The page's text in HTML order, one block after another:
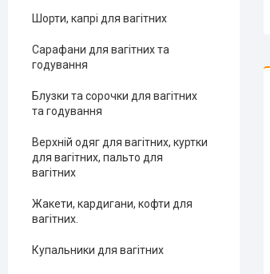
Шорти, капрі для вагітних
Сарафани для вагітних та
годування
Блузки та сорочки для вагітних
та годування
Верхній одяг для вагітних, куртки
для вагітних, пальто для
вагітних
Жакети, кардигани, кофти для
вагітних.
Купальники для вагітних